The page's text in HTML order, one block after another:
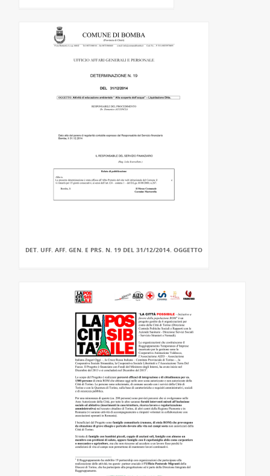
DET. UFF. AFF. GEN. E PRS. N. 19 DEL 31/12/2014. OGGETTO